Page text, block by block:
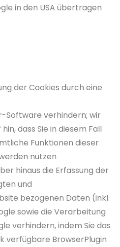
in den USA übertragen
der Cookies durch eine
Software verhindern; wir
dass Sie in diesem Fall
Funktionen dieser
nutzen
hinaus die Erfassung der
und
bezogenen Daten (inkl.
sowie die Verarbeitung
verhindern, indem Sie das
verfügbare BrowserPlugin